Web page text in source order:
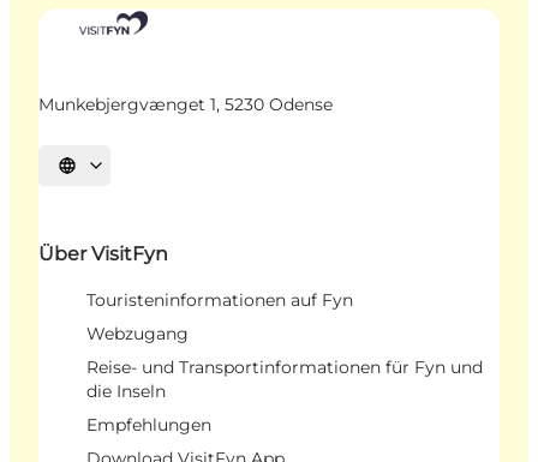
Munkebjergvænget 1, 5230 Odense
Sprache auswählen
Über VisitFyn
Touristeninformationen auf Fyn
Webzugang
Reise- und Transportinformationen für Fyn und
die Inseln
Empfehlungen